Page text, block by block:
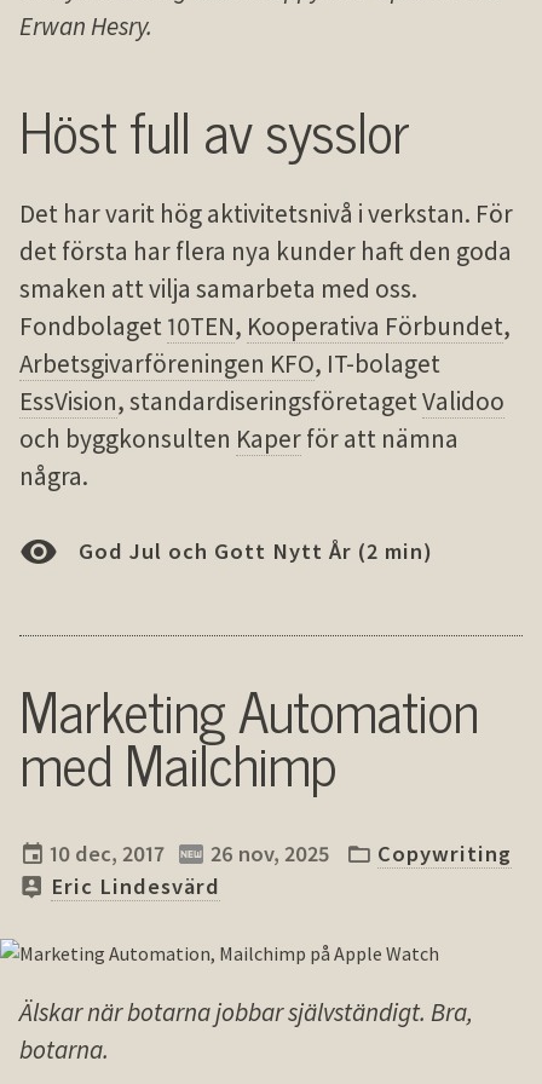
Erwan Hesry.
Höst full av sysslor
Det har varit hög aktivitetsnivå i verkstan. För
det första har flera nya kunder haft den goda
smaken att vilja samarbeta med oss.
Fondbolaget10TEN, Kooperativa Förbundet,
Arbetsgivarföreningen KFO, IT-bolaget
EssVision, standardiseringsföretagetValidoo
och byggkonsulten Kaperför att nämna
några.
God Jul och Gott Nytt År (2 min)
Marketing Automation
med Mailchimp
10 dec, 2017 26 nov, 2025
Copywriting
Eric Lindesvärd
Älskar när botarna jobbar självständigt. Bra,
botarna.